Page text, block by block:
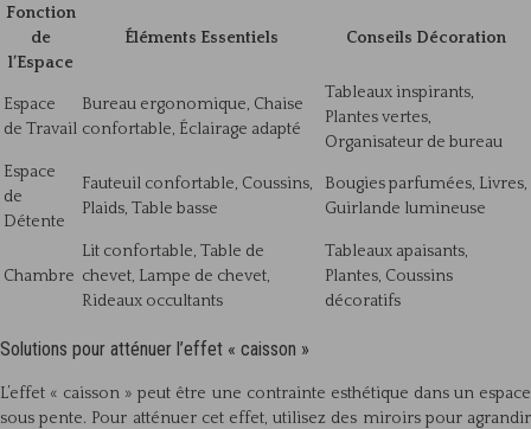
Fonction
de
l’Espace
Éléments Essentiels Conseils Décoration
Espace
de Travail
Bureau ergonomique, Chaise
confortable, Éclairage adapté
Tableaux inspirants,
Plantes vertes,
Organisateur de bureau
Espace
de
Détente
Fauteuil confortable, Coussins,
Plaids, Table basse
Bougies parfumées, Livres,
Guirlande lumineuse
Chambre
Lit confortable, Table de
chevet, Lampe de chevet,
Rideaux occultants
Tableaux apaisants,
Plantes, Coussins
décoratifs
Solutions pour atténuer l’effet « caisson »
L’effet « caisson » peut être une contrainte esthétique dans un espace
sous pente. Pour atténuer cet effet, utilisez des miroirs pour agrandir